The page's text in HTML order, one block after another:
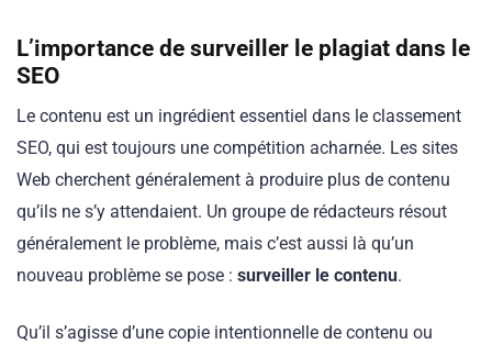
L’importance de surveiller le plagiat dans le
SEO
Le contenu est un ingrédient essentiel dans le classement
SEO, qui est toujours une compétition acharnée. Les sites
Web cherchent généralement à produire plus de contenu
qu’ils ne s’y attendaient. Un groupe de rédacteurs résout
généralement le problème, mais c’est aussi là qu’un
nouveau problème se pose : surveiller le contenu.
Qu’il s’agisse d’une copie intentionnelle de contenu ou